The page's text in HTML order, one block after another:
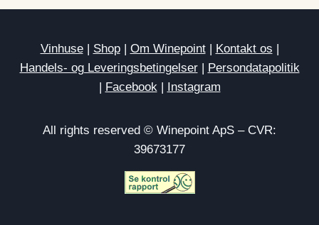
Vinhuse| Shop| Om Winepoint| Kontakt os
Handels- og Leveringsbetingelser|
Persondatapolitik
Facebook| Instagram
All rights reserved © Winepoint ApS – CVR:
39673177